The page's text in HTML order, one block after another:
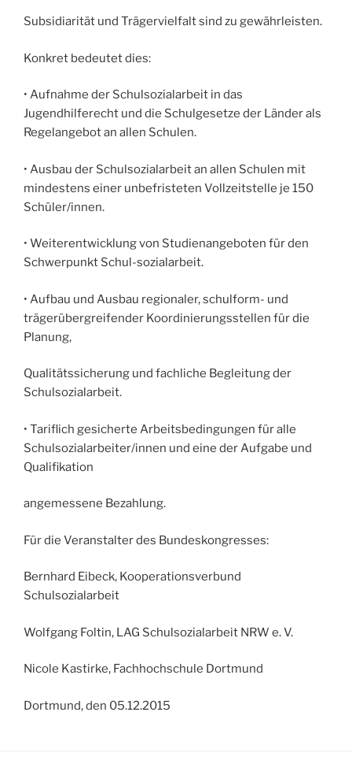
Subsidiarität und Trägervielfalt sind zu gewährleisten.
Konkret bedeutet dies:
• Aufnahme der Schulsozialarbeit in das
Jugendhilferecht und die Schulgesetze der Länder als
Regelangebot an allen Schulen.
• Ausbau der Schulsozialarbeit an allen Schulen mit
mindestens einer unbefristeten Vollzeitstelle je 150
Schüler/innen.
• Weiterentwicklung von Studienangeboten für den
Schwerpunkt Schul-sozialarbeit.
• Aufbau und Ausbau regionaler, schulform- und
trägerübergreifender Koordinierungsstellen für die
Planung,
Qualitätssicherung und fachliche Begleitung der
Schulsozialarbeit.
• Tariflich gesicherte Arbeitsbedingungen für alle
Schulsozialarbeiter/innen und eine der Aufgabe und
Qualifikation
angemessene Bezahlung.
Für die Veranstalter des Bundeskongresses:
Bernhard Eibeck, Kooperationsverbund
Schulsozialarbeit
Wolfgang Foltin, LAG Schulsozialarbeit NRW e. V.
Nicole Kastirke, Fachhochschule Dortmund
Dortmund, den 05.12.2015